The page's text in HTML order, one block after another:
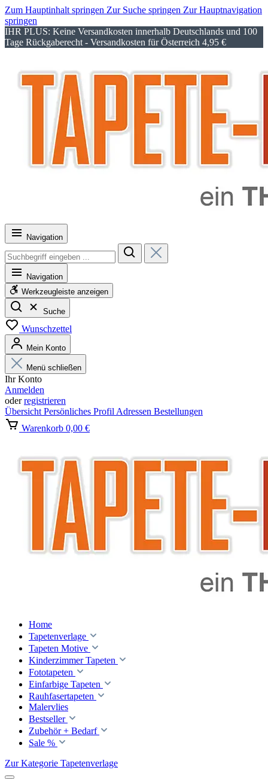
Zum Hauptinhalt springen Zur Suche springen Zur Hauptnavigation
springen
IHR PLUS: Keine Versandkosten innerhalb Deutschlands und 100
Tage Rückgaberecht - Versandkosten für Österreich 4,95 €
Navigation
Navigation
Werkzeugleiste anzeigen
Suche
Wunschzettel
Mein Konto
Menü schließen
Ihr Konto
Anmelden
oderregistrieren
Übersicht Persönliches Profil Adressen Bestellungen
Warenkorb 0,00 €
Home
Tapetenverlage
Tapeten Motive
Kinderzimmer Tapeten
Fototapeten
Einfarbige Tapeten
Rauhfasertapeten
Malervlies
Bestseller
Zubehör + Bedarf
Sale %
Zur Kategorie Tapetenverlage